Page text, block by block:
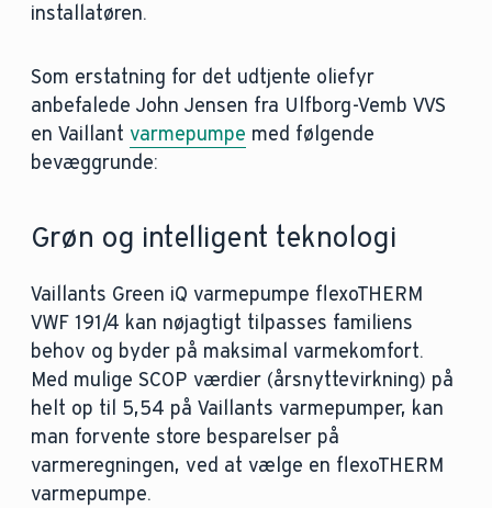
installatøren.
Som erstatning for det udtjente oliefyr
anbefalede John Jensen fra Ulfborg-Vemb VVS
en Vaillant varmepumpe med følgende
bevæggrunde:
Grøn og intelligent teknologi
Vaillants Green iQ varmepumpe flexoTHERM
VWF 191/4 kan nøjagtigt tilpasses familiens
behov og byder på maksimal varmekomfort.
Med mulige SCOP værdier (årsnyttevirkning) på
helt op til 5,54 på Vaillants varmepumper, kan
man forvente store besparelser på
varmeregningen, ved at vælge en flexoTHERM
varmepumpe.